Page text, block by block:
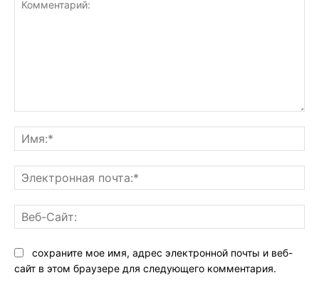
сохраните мое имя, адрес электронной почты и веб-
сайт в этом браузере для следующего комментария.